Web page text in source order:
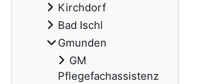
Kirchdorf
Bad Ischl
Gmunden
GM
Pflegefachassistenz